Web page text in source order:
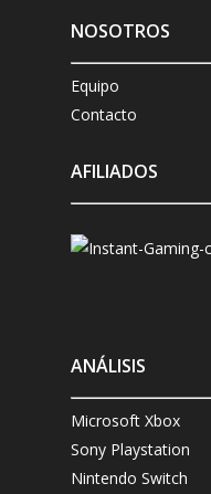
NOSOTROS
Equipo
Contacto
AFILIADOS
ANÁLISIS
Microsoft Xbox
Sony Playstation
Nintendo Switch